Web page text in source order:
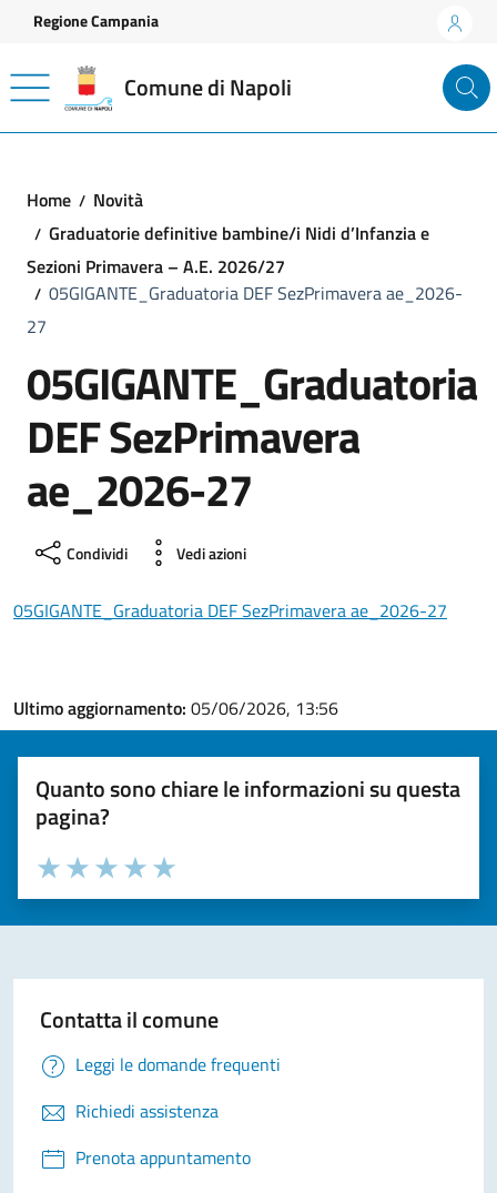
Vai ai contenuti
Vai al footer
Regione Campania
Comune di Napoli
Home
Novità
Graduatorie definitive bambine/i Nidi d’Infanzia e
Sezioni Primavera – A.E. 2026/27
05GIGANTE_Graduatoria DEF SezPrimavera ae_2026-
27
05GIGANTE_Graduatoria
DEF SezPrimavera
ae_2026-27
Condividi Vedi azioni
05GIGANTE_Graduatoria DEF SezPrimavera ae_2026-27
Ultimo aggiornamento: 05/06/2026, 13:56
Quanto sono chiare le informazioni su questa
pagina?
Valuta la chiarezza delle informazioni (da 1 a 5 stelle)
Seleziona il numero di stelle per valutare la chiarezza delle
Valuta 5 stelle su 5
Valuta 4 stelle su 5
Valuta 3 stelle su 5
Valuta 2 stelle su 5
Valuta 1 stelle su 5
Contatta il comune
Leggi le domande frequenti
Richiedi assistenza
Prenota appuntamento